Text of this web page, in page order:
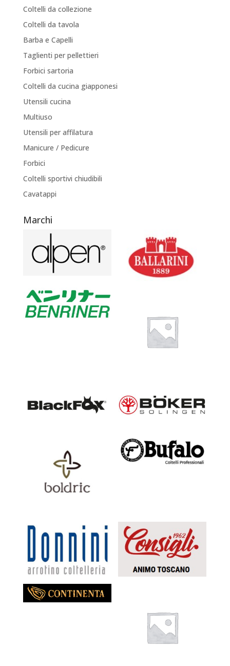
Coltelli da collezione
Coltelli da tavola
Barba e Capelli
Taglienti per pellettieri
Forbici sartoria
Coltelli da cucina giapponesi
Utensili cucina
Multiuso
Utensili per affilatura
Manicure / Pedicure
Forbici
Coltelli sportivi chiudibili
Cavatappi
Marchi